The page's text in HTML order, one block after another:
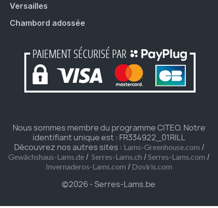
Versailles
Chambord adossée
Nous sommes membre du programme CITEO. Notre
identifiant unique est : FR334922_01RILL
Découvrez nos autres sites : Lams-Greenhouse.com /
Gewächshaus-Lams.de / Serres-Lams.ch / Serres-Lams.com /
Invernaderos-Lams.com / Doviris.com
©2026 - Serres-Lams.be